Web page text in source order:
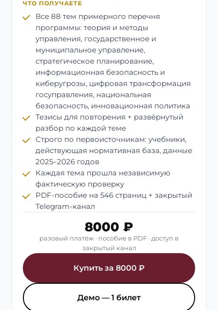
ЧТО ПОЛУЧАЕТЕ
Все 88 тем примерного перечня
программы: теория и методы
управления, государственное и
муниципальное управление,
стратегическое планирование,
информационная безопасность и
киберугрозы, цифровая трансформация
госуправления, национальная
безопасность, инновационная политика
Тезисы для повторения + развёрнутый
разбор по каждой теме
Строго по первоисточникам: учебники,
действующая нормативная база, данные
2025–2026 годов
Каждая тема прошла независимую
фактическую проверку
PDF-пособие на 546 страниц + закрытый
Telegram-канал
8000 ₽
разовый платёж · пособие в PDF · доступ в
закрытый канал
Купить за 8000 ₽
Демо — 1 билет